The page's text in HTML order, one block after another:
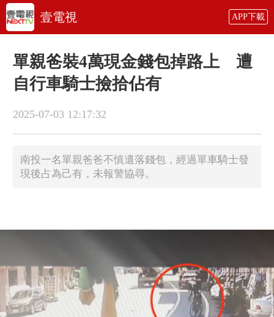
壹電視 APP下載
單親爸裝4萬現金錢包掉路上 遭
自行車騎士撿拾佔有
2025-07-03 12:17:32
南投一名單親爸爸不慎遺落錢包，經過單車騎士發
現後占為己有，未報警協尋。